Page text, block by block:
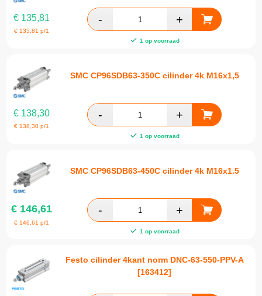
€ 135,81
€ 135,81 p/1
1 op voorraad
SMC CP96SDB63-350C cilinder 4k M16x1,5
€ 138,30
€ 138,30 p/1
1 op voorraad
SMC CP96SDB63-450C cilinder 4k M16x1.5
€ 146,61
€ 146,61 p/1
1 op voorraad
Festo cilinder 4kant norm DNC-63-550-PPV-A
[163412]